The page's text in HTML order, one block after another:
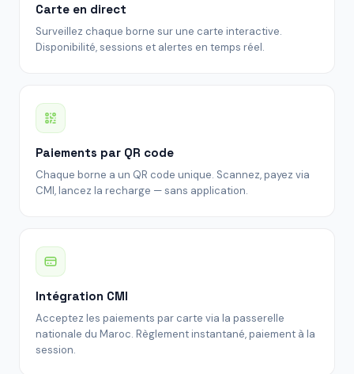
Carte en direct
Surveillez chaque borne sur une carte interactive.
Disponibilité, sessions et alertes en temps réel.
Paiements par QR code
Chaque borne a un QR code unique. Scannez, payez via
CMI, lancez la recharge — sans application.
Intégration CMI
Acceptez les paiements par carte via la passerelle
nationale du Maroc. Règlement instantané, paiement à la
session.